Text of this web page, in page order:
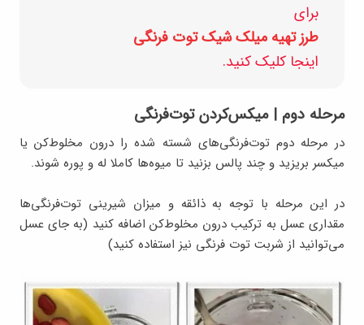
برای
طرز تهیه میلک شیک توت فرنگی
اینجا کلیک کنید.
مرحله دوم | میکس‌کردن توت‌فرنگی
در مرحله دوم توت‌فرنگی‌های شسته شده را درون مخلوط‌کن یا
میکسر بریزید و چند پالس بزنید تا میوه‌ها کاملا له و پوره شوند.
در این مرحله با توجه‌ به ذائقه و میزان شیرینی توت‌فرنگی‌ها
مقداری عسل به ترکیب درون مخلوط‌کن اضافه کنید (به جای عسل
می‌توانید از شربت توت فرنگی نیز استفاده کنید)